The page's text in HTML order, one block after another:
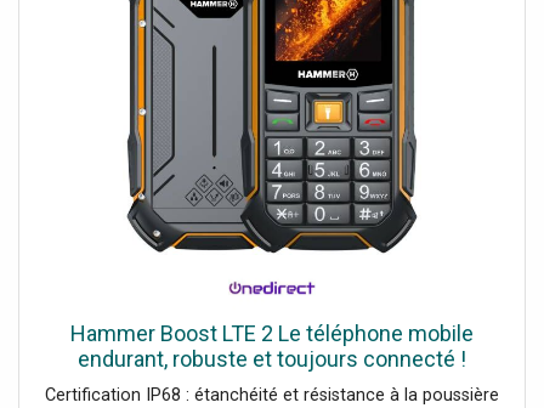
Hammer Boost LTE 2 Le téléphone mobile
endurant, robuste et toujours connecté !
Certification IP68 : étanchéité et résistance à la poussière